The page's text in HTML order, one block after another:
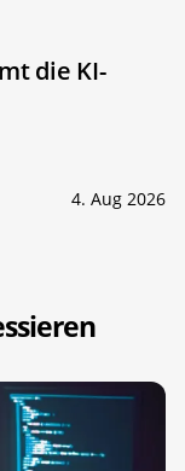
die KI-
4. Aug 2026